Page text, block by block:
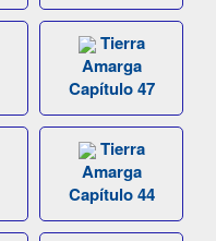
Tierra
Amarga
Capítulo 47
Tierra
Amarga
Capítulo 44